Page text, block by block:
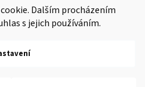
Dalším procházením
s jejich používáním.
. Všechna práva vyhrazena.